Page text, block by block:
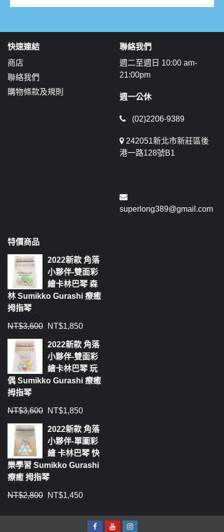
快速連結
商店
聯絡我們
購物條款及規則
聯絡我們
週二至週日 10:00 am-
21:00pm
週一公休
(02)2206-9389
242051新北市新莊區後
港一路128號B1
superlong389@gmail.com
特價商品
2022新款 角落
小夥伴-雙面彩
繪卡林巴琴 森
林 Sumikko Gurashi 療癒
拇指琴
評
0
NT$3,600 NT$1,850
2022新款 角落
小夥伴-雙面彩
繪卡林巴琴 玩
偶 Sumikko Gurashi 療癒
拇指琴
評
0
NT$3,600 NT$1,850
2022新款 角落
小夥伴-單圖彩
繪 卡林巴琴 快
樂學習 Sumikko Gurashi
療癒 拇指琴
評
NT$2,800 NT$1,450